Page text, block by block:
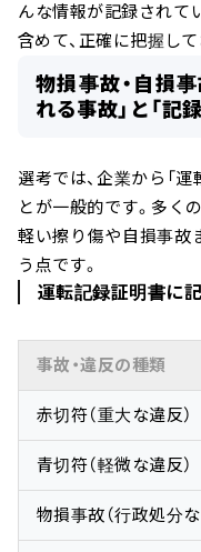
んな情報が記録されて
含めて、正確に把握し
物損事故・自損
れる事故」と「記
選考では、企業から「
とが一般的です。多く
軽い擦り傷や自損事故
う点です。
運転記録証明書に
事故・違反の種類
赤切符（重大な違反）
青切符（軽微な違反）
物損事故（行政処分な